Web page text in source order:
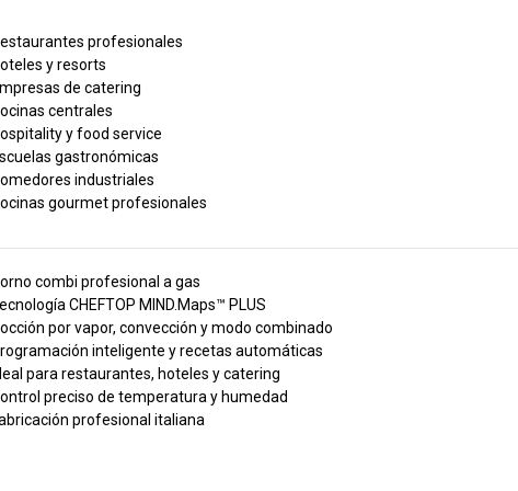
profesionales
y resorts
de catering
centrales
y food service
gastronómicas
industriales
gourmet profesionales
combi profesional a gas
CHEFTOP MIND.Maps™ PLUS
por vapor, convección y modo combinado
inteligente y recetas automáticas
para restaurantes, hoteles y catering
preciso de temperatura y humedad
profesional italiana